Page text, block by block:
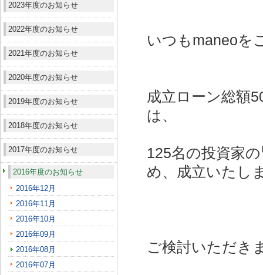
2023年度のお知らせ
2022年度のお知らせ
2021年度のお知らせ
2020年度のお知らせ
2019年度のお知らせ
2018年度のお知らせ
2017年度のお知らせ
2016年度のお知らせ
2016年12月
2016年11月
2016年10月
2016年09月
2016年08月
2016年07月
いつもmaneoを
成立ローン総額
は、
125名の投資家
め、成立いたし
ご検討いただき